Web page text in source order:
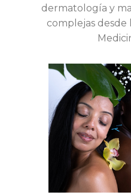
dermatología y
complejas desde